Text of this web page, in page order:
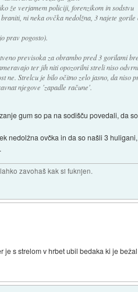
že verjamem policiji, forenzikom in sodstvu
ni neka ovčka nedolžna, 3 najete
prav pogosto).
previsoka za obrambo pred 3 gorilami
ter jih niti opozorilni streli niso
ne. Strelcu je bilo očitno zelo jasno, da niso
njegove 'zapadle račune'.
gum so pa na sodišču povedali, da
nedolžna ovčka in da so našli 3
zavohaš kak si fuknjen.
je s strelom v hrbet ubil bedaka ki je